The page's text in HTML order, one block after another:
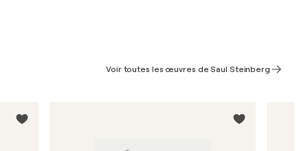
Voir toutes les œuvres de Saul Steinberg